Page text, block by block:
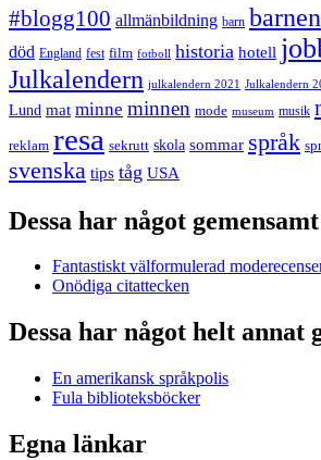
#blogg100 allmänbildning barn barnen
död England fest film fotboll historia hotell
Julkalendern julkalendern 2021 Julkalendern
Lund mat minne minnen mode museum musik
reklam resa sekrutt skola sommar språk
svenska tips tåg USA
Dessa har något gemensamt
Fantastiskt välformulerad
Onödiga citattecken
Dessa har något helt annat
En amerikansk språkpolis
Fula biblioteksböcker
Egna länkar